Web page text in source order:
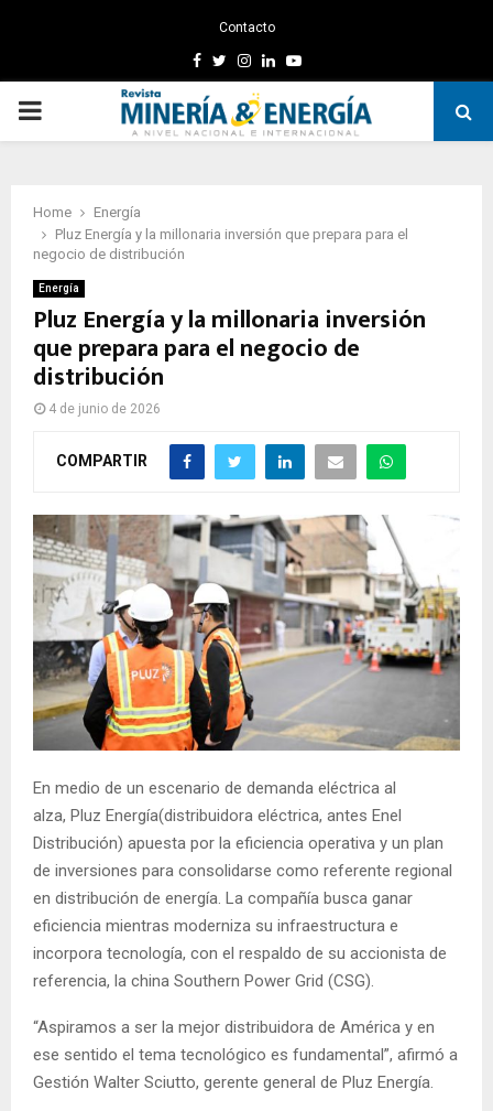
Contacto
Facebook
TwitterInstagram
LinkedinYoutube
PRIMARY
Home
Energía
Pluz Energía y la millonaria inversión que prepara para el
negocio de distribución
Energía
Pluz Energía y la millonaria inversión
que prepara para el negocio de
distribución
4 de junio de 2026
COMPARTIR
En medio de un escenario de demanda eléctrica al
alza, Pluz Energía(distribuidora eléctrica, antes Enel
Distribución) apuesta por la eficiencia operativa y un plan
de inversiones para consolidarse como referente regional
en distribución de energía. La compañía busca ganar
eficiencia mientras moderniza su infraestructura e
incorpora tecnología, con el respaldo de su accionista de
referencia, la china Southern Power Grid (CSG).
“Aspiramos a ser la mejor distribuidora de América y en
ese sentido el tema tecnológico es fundamental”, afirmó a
Gestión Walter Sciutto, gerente general de Pluz Energía.